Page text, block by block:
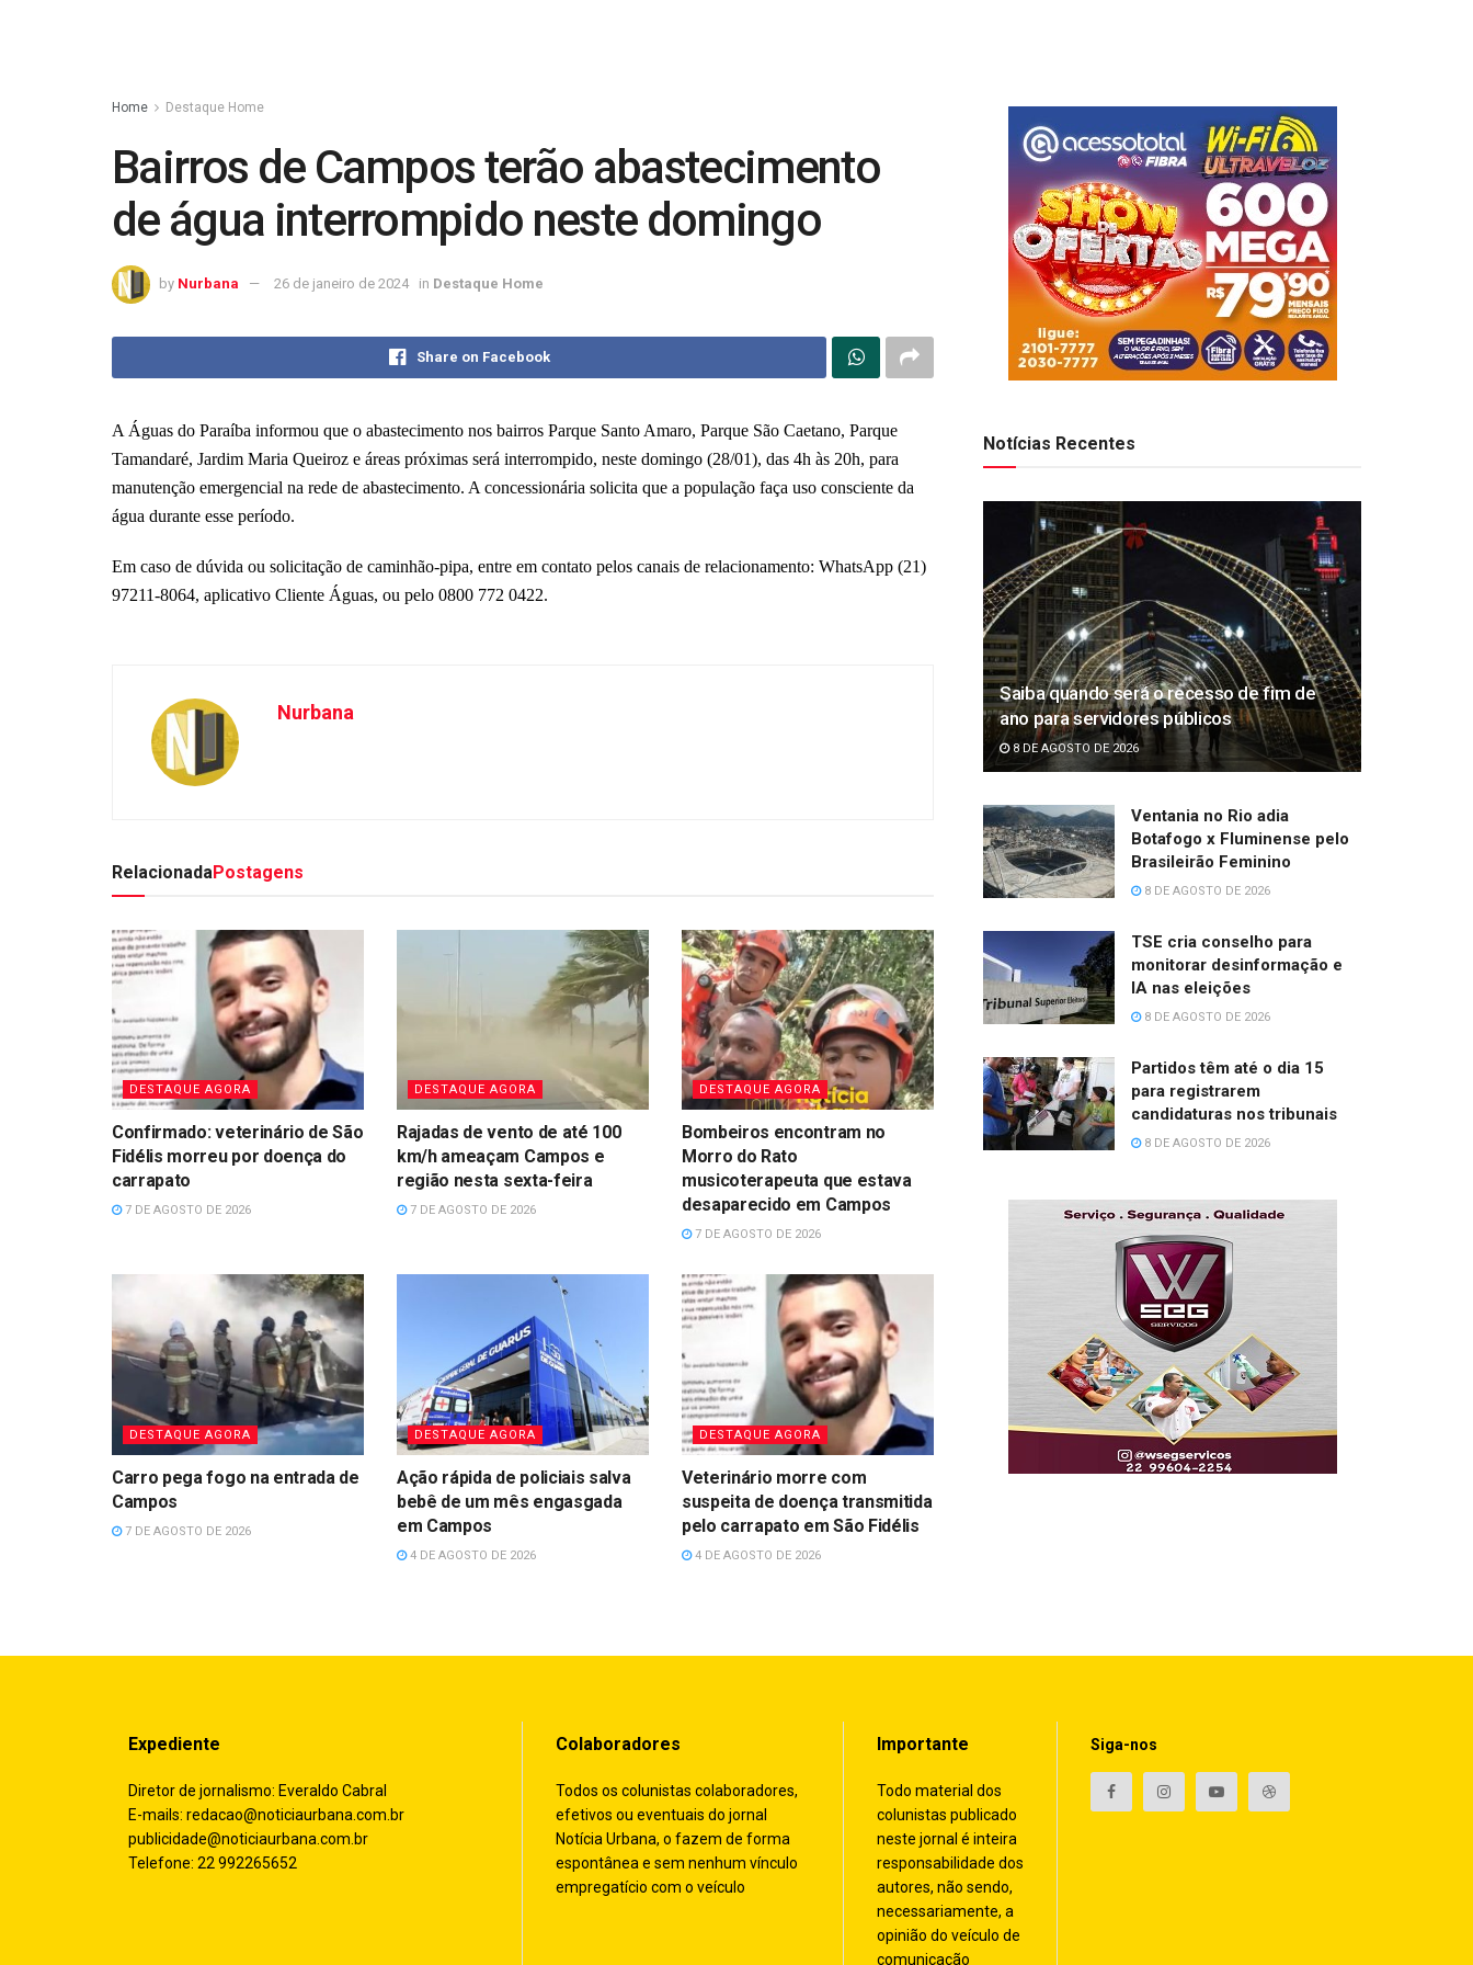
Home Destaque Home
Bairros de Campos terão abastecimento
de água interrompido neste domingo
by Nurbana 26 de janeiro de 2024 in Destaque Home
Share on Facebook
A Águas do Paraíba informou que o abastecimento nos bairros Parque Santo Amaro, Parque São Caetano, Parque
Tamandaré, Jardim Maria Queiroz e áreas próximas será interrompido, neste domingo (28/01), das 4h às 20h, para
manutenção emergencial na rede de abastecimento. A concessionária solicita que a população faça uso consciente da
água durante esse período.
Em caso de dúvida ou solicitação de caminhão-pipa, entre em contato pelos canais de relacionamento: WhatsApp (21)
97211-8064, aplicativo Cliente Águas, ou pelo 0800 772 0422.
Nurbana
RelacionadaPostagens
DESTAQUE AGORA
Confirmado: veterinário de São
Fidélis morreu por doença do
carrapato
7 DE AGOSTO DE 2026
DESTAQUE AGORA
Rajadas de vento de até 100
km/h ameaçam Campos e
região nesta sexta-feira
7 DE AGOSTO DE 2026
DESTAQUE AGORA
Bombeiros encontram no
Morro do Rato
musicoterapeuta que estava
desaparecido em Campos
7 DE AGOSTO DE 2026
DESTAQUE AGORA
Carro pega fogo na entrada de
Campos
7 DE AGOSTO DE 2026
DESTAQUE AGORA
Ação rápida de policiais salva
bebê de um mês engasgada
em Campos
4 DE AGOSTO DE 2026
DESTAQUE AGORA
Veterinário morre com
suspeita de doença transmitida
pelo carrapato em São Fidélis
4 DE AGOSTO DE 2026
Notícias Recentes
Saiba quando será o recesso de fim de
ano para servidores públicos
8 DE AGOSTO DE 2026
Ventania no Rio adia
Botafogo x Fluminense pelo
Brasileirão Feminino
8 DE AGOSTO DE 2026
TSE cria conselho para
monitorar desinformação e
IA nas eleições
8 DE AGOSTO DE 2026
Partidos têm até o dia 15
para registrarem
candidaturas nos tribunais
8 DE AGOSTO DE 2026
Expediente
Diretor de jornalismo: Everaldo Cabral
E-mails: redacao@noticiaurbana.com.br
publicidade@noticiaurbana.com.br
Telefone: 22 992265652
Colaboradores
Todos os colunistas colaboradores,
efetivos ou eventuais do jornal
Notícia Urbana, o fazem de forma
espontânea e sem nenhum vínculo
empregatício com o veículo
Importante
Todo material dos
colunistas publicado
neste jornal é inteira
responsabilidade dos
autores, não sendo,
necessariamente, a
opinião do veículo de
comunicação
Siga-nos